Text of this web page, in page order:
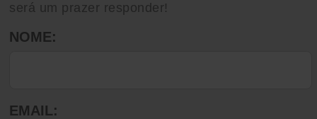
será um prazer responder!
NOME:
EMAIL: